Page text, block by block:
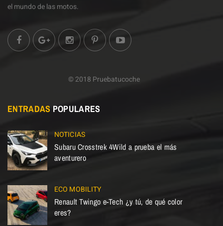
el mundo de las motos.
© 2018 Pruebatucoche
ENTRADAS POPULARES
NOTICIAS
Subaru Crosstrek 4Wild a prueba el más
aventurero
ECO MOBILITY
Renault Twingo e-Tech ¿y tú, de qué color
eres?